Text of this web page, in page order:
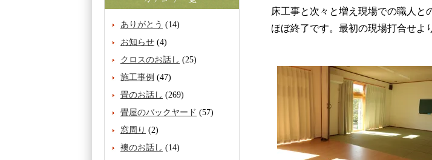
床工事と次々と増え現場での職人と
ほぼ終了です。最初の現場打合せよ
ありがとう (14)
お知らせ (4)
クロスのお話し (25)
施工事例 (47)
畳のお話し (269)
畳屋のバックヤード (57)
窓周り (2)
襖のお話し (14)